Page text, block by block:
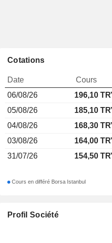
Profil Société
Cotations
Date Cours
06/08/26
196,10
05/08/26
185,10
04/08/26
168,30
03/08/26
164,00
31/07/26
154,50
Cours en différé Borsa Istanbul